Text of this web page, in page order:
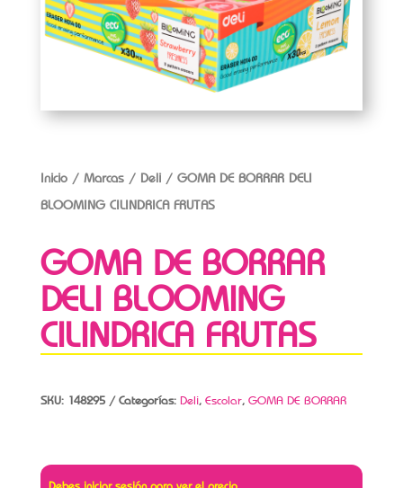
Inicio/ Marcas/ Deli/ GOMA DE BORRAR DELI
BLOOMING CILINDRICA FRUTAS
GOMA DE BORRAR
DELI BLOOMING
CILINDRICA FRUTAS
SKU: 148295 Categorías: Deli, Escolar, GOMA DE BORRAR